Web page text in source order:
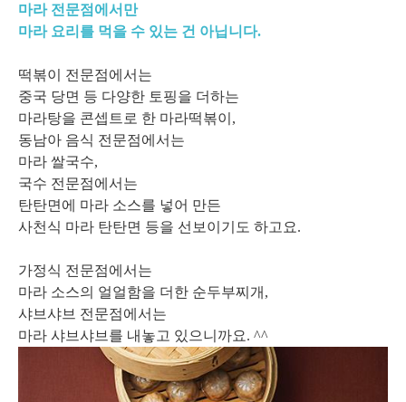
마라 전문점에서만
마라 요리를 먹을 수 있는 건 아닙니다.
떡볶이 전문점에서는
중국 당면 등 다양한 토핑을 더하는
마라탕을 콘셉트로 한 마라떡볶이,
동남아 음식 전문점에서는
마라 쌀국수,
국수 전문점에서는
탄탄면에 마라 소스를 넣어 만든
사천식 마라 탄탄면 등을 선보이기도 하고요.
가정식 전문점에서는
마라 소스의 얼얼함을 더한 순두부찌개,
샤브샤브 전문점에서는
마라 샤브샤브를 내놓고 있으니까요. ^^